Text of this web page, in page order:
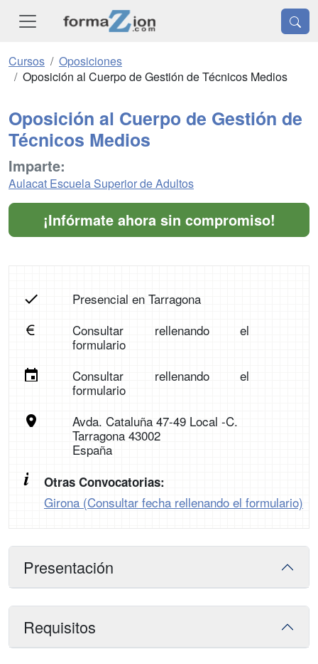
Cursos
Oposiciones
Oposición al Cuerpo de Gestión de Técnicos Medios
Oposición al Cuerpo de Gestión de
Técnicos Medios
Imparte:
Aulacat Escuela Superior de Adultos
¡Infórmate ahora sin compromiso!
Presencial en Tarragona
Consultar rellenando el
formulario
Consultar rellenando el
formulario
Avda. Cataluña 47-49 Local -C.
Tarragona 43002
España
Otras Convocatorias:
Girona (Consultar fecha rellenando el formulario)
Presentación
Requisitos